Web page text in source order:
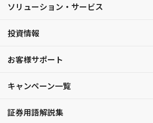
ソリューション・サービス
投資情報
お客様サポート
キャンペーン一覧
証券用語解説集